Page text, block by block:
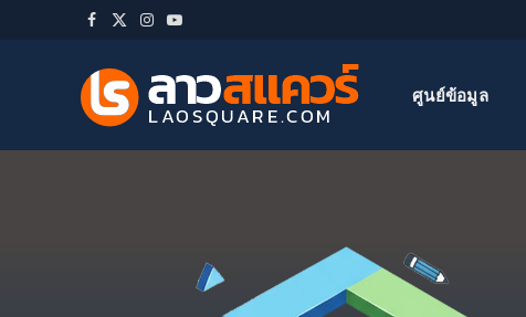
Facebook
X
Instagram
YouTube
ศูนย์ข้อมูล